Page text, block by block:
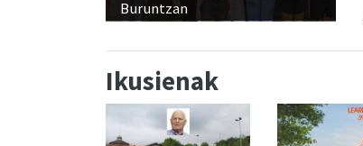
Buruntzan
Ikusienak